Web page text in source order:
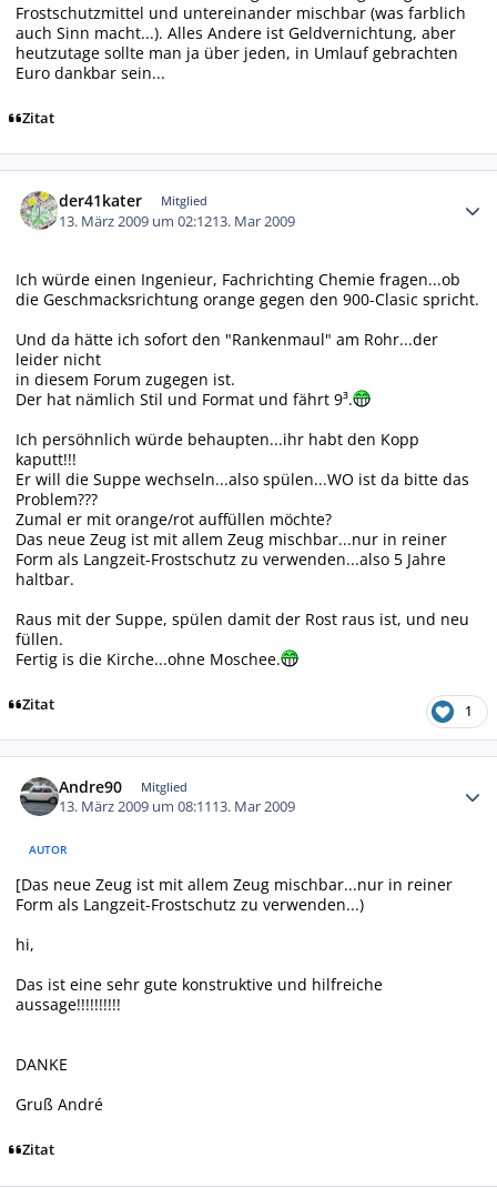
Frostschutzmittel und untereinander mischbar (was farblich
auch Sinn macht...). Alles Andere ist Geldvernichtung, aber
heutzutage sollte man ja über jeden, in Umlauf gebrachten
Euro dankbar sein...
Zitat
der41kater Mitglied
13. März 2009 um 02:1213. Mar 2009
Ich würde einen Ingenieur, Fachrichting Chemie fragen...ob
die Geschmacksrichtung orange gegen den 900-Clasic spricht.
Und da hätte ich sofort den "Rankenmaul" am Rohr...der
leider nicht
in diesem Forum zugegen ist.
Der hat nämlich Stil und Format und fährt 9³.
Ich persöhnlich würde behaupten...ihr habt den Kopp
kaputt!!!
Er will die Suppe wechseln...also spülen...WO ist da bitte das
Problem???
Zumal er mit orange/rot auffüllen möchte?
Das neue Zeug ist mit allem Zeug mischbar...nur in reiner
Form als Langzeit-Frostschutz zu verwenden...also 5 Jahre
haltbar.
Raus mit der Suppe, spülen damit der Rost raus ist, und neu
füllen.
Fertig is die Kirche...ohne Moschee.
Zitat 1
Andre90 Mitglied
13. März 2009 um 08:1113. Mar 2009
AUTOR
[Das neue Zeug ist mit allem Zeug mischbar...nur in reiner
Form als Langzeit-Frostschutz zu verwenden...)
hi,
Das ist eine sehr gute konstruktive und hilfreiche
aussage!!!!!!!!!!
DANKE
Gruß André
Zitat